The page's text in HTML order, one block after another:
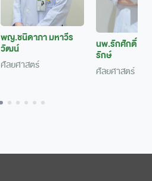
พญ.ชนิดาภา มหาวีร
วัฒน์
ศัลยศาสตร์
นพ.รักศักดิ์ ศั
รักษ์
ศัลยศาสตร์